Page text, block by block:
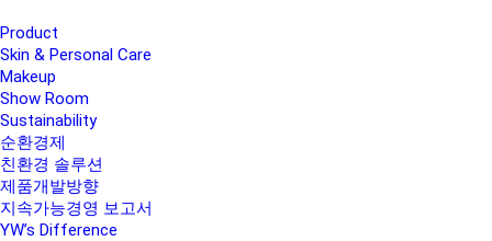
Product
Skin & Personal Care
Makeup
Show Room
Sustainability
순환경제
친환경 솔루션
제품개발방향
지속가능경영 보고서
YW’s Difference